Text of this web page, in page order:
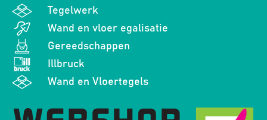
Tegelwerk
Wand en vloer egalisatie
Gereedschappen
Illbruck
Wand en Vloertegels